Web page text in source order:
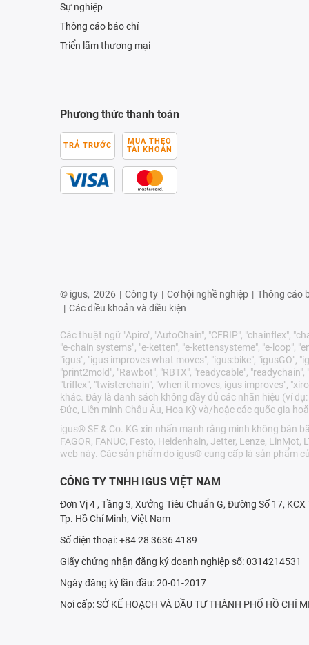
Sự nghiệp
Thông cáo báo chí
Triển lãm thương mại
Phương thức thanh toán
TRẢ TRƯỚC
MUA THEO
TÀI KHOẢN
© igus, 2026 | Công ty | Cơ hội nghề nghiệp | Thông cáo
| Các điều khoản và điều kiện
Các thuật ngữ "Apiro", "AutoChain", "CFRIP", "chainflex",
"e-chain systems", "e-ketten", "e-kettensysteme", "e-loop",
"igus", "igus improves what moves", "igus:bike", "igusGO",
"print2mold", "Rawbot", "RBTX", "readycable",
"triflex", "twisterchain", "when it moves, igus improves",
khác. Đây là danh sách không đầy đủ các nhãn hiệu (ví
Đức, Liên minh Châu Âu, Hoa Kỳ và/hoặc các quốc gia
igus® SE & Co. KG xin nhấn mạnh rằng mình không bán
FAGOR, FANUC, Festo, Heidenhain, Jetter, Lenze,
web này. Các sản phẩm do igus® cung cấp là sản phẩm
CÔNG TY TNHH IGUS VIỆT NAM
Đơn Vị 4 , Tầng 3, Xưởng Tiêu Chuẩn G, Đường Số 17,
Tp. Hồ Chí Minh, Việt Nam
Số điện thoại: +84 28 3636 4189
Giấy chứng nhận đăng ký doanh nghiệp số: 0314214531
Ngày đăng ký lần đầu: 20-01-2017
Nơi cấp: SỞ KẾ HOẠCH VÀ ÐẦU TƯ THÀNH PHỐ HỒ CHÍ